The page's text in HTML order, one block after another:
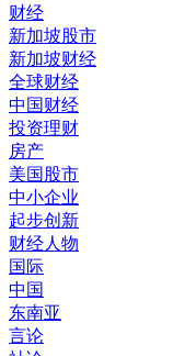
财经
新加坡股市
新加坡财经
全球财经
中国财经
投资理财
房产
美国股市
中小企业
起步创新
财经人物
国际
中国
东南亚
言论